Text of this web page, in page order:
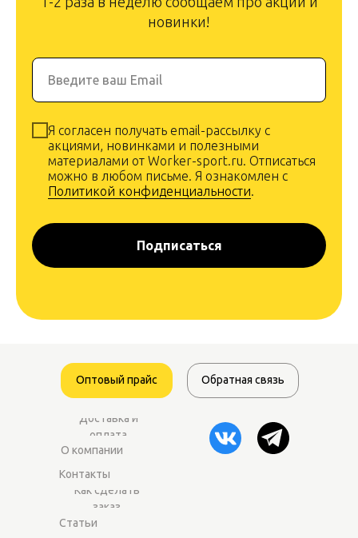
новинки!
Введите ваш Email
Я согласен получать email-рассылку с
акциями, новинками и полезными
материалами от Worker-sport.ru. Отписаться
можно в любом письме. Я ознакомлен с
Политикой конфиденциальности.
Подписаться
Контакты
О компании
Доставка и
оплата
Оптовый прайс Обратная связь
Статьи
Как сделать
заказ